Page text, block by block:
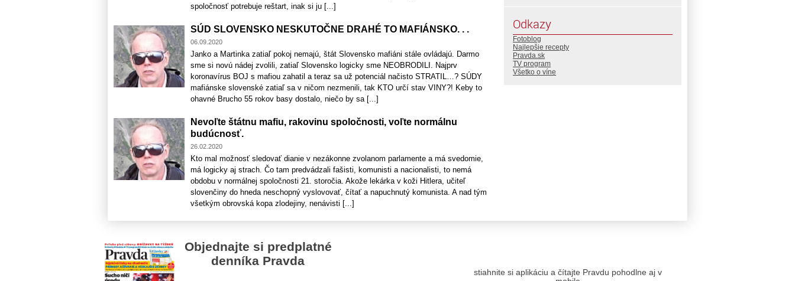
spoločnosť potrebuje reštart, inak si ju [...]
SÚD SLOVENSKO NESKUTOČNE DRAHÉ TO MAFIÁNSKO. . .
06.09.2020
Janko a Martinka zatiaľ pokoj nemajú, štát Slovensko mafiáni stále ovládajú. Darmo
sme si novú nádej zvolili, zatiaľ Slovensko logicky sme NEOBRODILI. Najprv
koronavírus BOJ s mafiou zahatil a teraz sa už potenciál načisto STRATIL…? SÚDY
mafiánske slovenské zatiaľ sa v ničom nezmenili, tak KTO určí stav VINY?! Keby to
ohavné Brucho 55 rokov basy dostalo, niečo by sa [...]
Nevoľte štátnu mafiu, rakovinu spoločnosti, voľte normálnu
budúcnosť.
26.02.2020
Kto mal možnosť sledovať dianie v nezákonne zvolanom parlamente a má svedomie,
má logicky aj strach. Čo tam predvádzali fašisti, komunisti a nacionalisti, to nemá
obdobu v normálnej spoločnosti 21. storočia. Akože lekárka v koži Hitlera, učiteľ
slovenčiny do hneda neschopný vyslovovať, čítať a napuchnutý komunista. A nad tým
všetkým obrovská kopa zlodejiny, nenávisti [...]
Odkazy
Fotoblog
Najlepšie recepty
Pravda.sk
TV program
Všetko o víne
Objednajte si predplatné
denníka Pravda
stiahnite si aplikáciu a čítajte Pravdu pohodlne aj v